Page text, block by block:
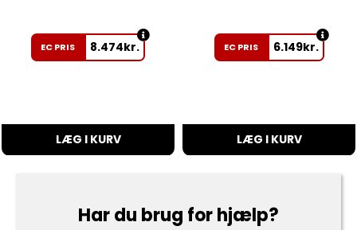
EC PRIS 8.474kr.
LÆG I KURV
EC PRIS 6.149kr.
LÆG I KURV
Har du brug for hjælp?